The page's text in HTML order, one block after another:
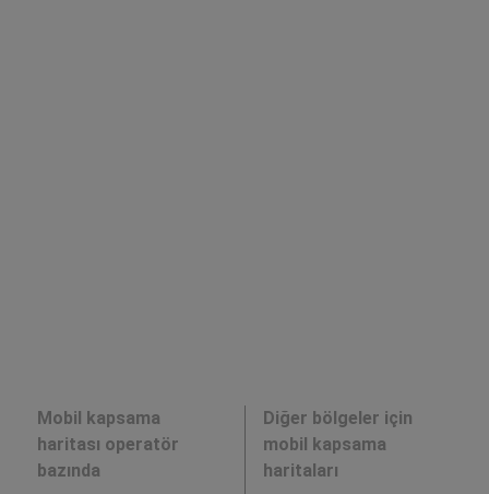
Mobil kapsama
haritası operatör
bazında
Diğer bölgeler için
mobil kapsama
haritaları